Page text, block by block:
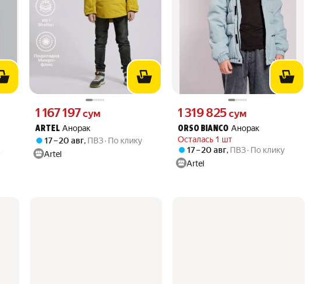
ARTEL Анорак
Цена 1167197 сум вместо
1 167 197сум
17 – 20 авг, ПВЗ По клику
Artel
ORSO BIANCO Анорак
Осталась 1 шт
Цена 1319825 сум вместо
1 319 825 сум
17 – 20 авг, ПВЗ По клику
Artel